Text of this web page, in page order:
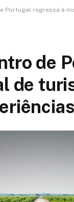
Portugal regressa à
de
de